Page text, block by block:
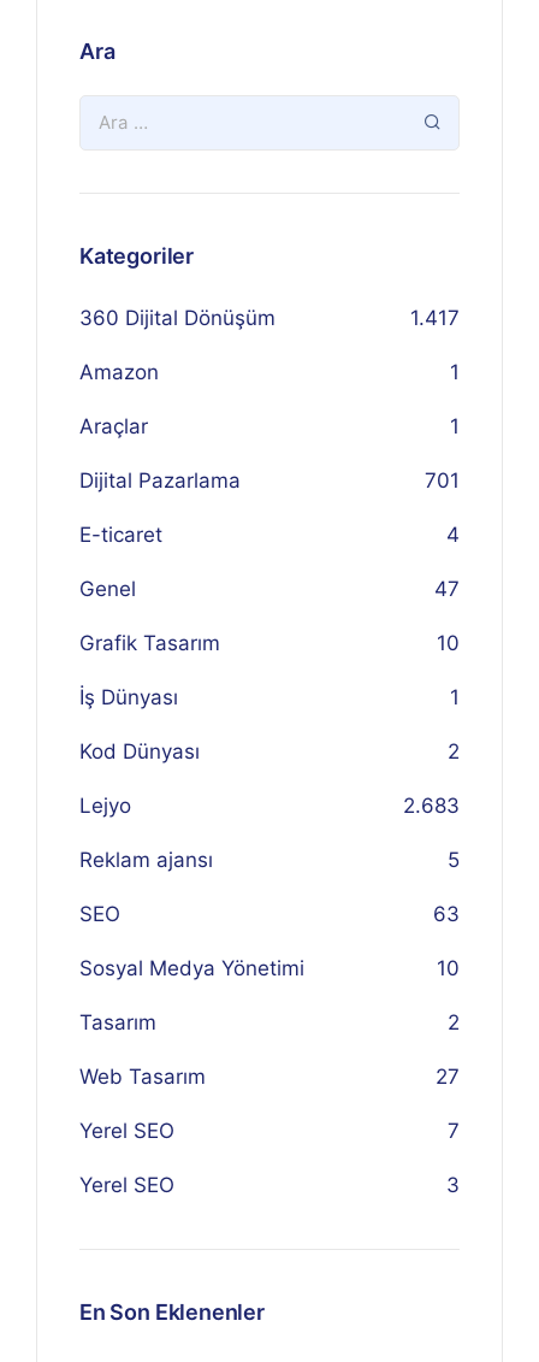
Ara
Kategoriler
360 Dijital Dönüşüm 1.417
Amazon 1
Araçlar 1
Dijital Pazarlama 701
E-ticaret 4
Genel 47
Grafik Tasarım 10
İş Dünyası 1
Kod Dünyası 2
Lejyo 2.683
Reklam ajansı 5
SEO 63
Sosyal Medya Yönetimi 10
Tasarım 2
Web Tasarım 27
Yerel SEO 7
Yerel SEO 3
En Son Eklenenler